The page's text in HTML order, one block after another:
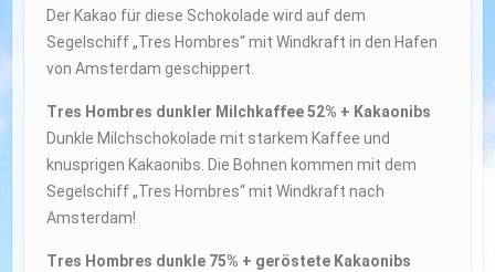
Der Kakao für diese Schokolade wird auf dem
Segelschiff „Tres Hombres“ mit Windkraft in den Hafen
von Amsterdam geschippert.
Tres Hombres dunkler Milchkaffee 52% + Kakaonibs
Dunkle Milchschokolade mit starkem Kaffee und
knusprigen Kakaonibs. Die Bohnen kommen mit dem
Segelschiff „Tres Hombres“ mit Windkraft nach
Amsterdam!
Tres Hombres dunkle 75% + geröstete Kakaonibs